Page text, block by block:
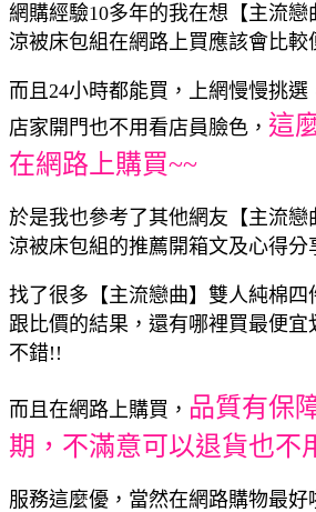
網購經驗10多年的我在想【主流
涼被床包組在網路上買應該會比較
而且24小時都能買，上網慢慢挑
店家開門也不用看店員臉色， 這
在網路上購買~~
於是我也參考了其他網友【主流
涼被床包組的推薦開箱文及心得分
找了很多【主流戀曲】雙人純棉
跟比價的結果，還有哪裡買最便宜
不錯!!
而且在網路上購買， 品質有保
期，不滿意可以退貨也不
服務這麼優，當然在網路購物最好